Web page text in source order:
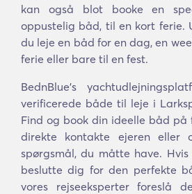
kan også blot booke en
oppustelig båd, til en kort ferie.
du leje en båd for en dag, en
ferie eller bare til en fest.
BednBlue's
verificerede både til leje i
Find og book din ideelle båd på
direkte kontakte ejeren eller
spørgsmål, du måtte have.
beslutte dig for den perfekte
vores rejseeksperter foreslå